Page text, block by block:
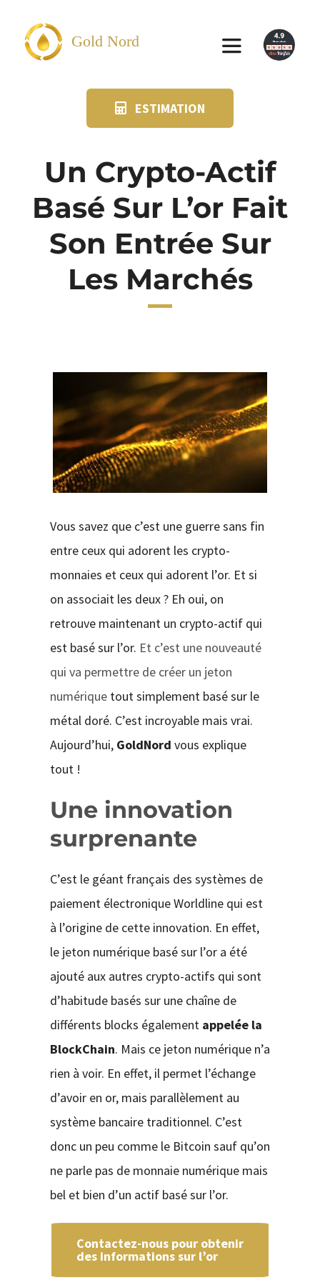
contenu
Gold Nord
Toggle
SUIVI KIT POSTAL
ESTIMATION
Un Crypto-Actif
Basé Sur L’or Fait
Son Entrée Sur
Les Marchés
Vous savez que c’est une guerre sans fin
entre ceux qui adorent les crypto-
monnaies et ceux qui adorent l’or. Et si
on associait les deux ? Eh oui, on
retrouve maintenant un crypto-actif qui
est basé sur l’or. Et c’est une nouveauté
qui va permettre de créer un jeton
numériquetout simplement basé sur le
métal doré. C’est incroyable mais vrai.
Aujourd’hui, GoldNord vous explique
tout !
Une innovation
surprenante
C’est le géant français des systèmes de
paiement électronique Worldline qui est
à l’origine de cette innovation. En effet,
le jeton numérique basé sur l’or a été
ajouté aux autres crypto-actifs qui sont
d’habitude basés sur une chaîne de
différents blocks également appelée la
BlockChain. Mais ce jeton numérique n’a
rien à voir. En effet, il permet l’échange
d’avoir en or, mais parallèlement au
système bancaire traditionnel. C’est
donc un peu comme le Bitcoin sauf qu’on
ne parle pas de monnaie numérique mais
bel et bien d’un actif basé sur l’or.
Contactez-nous pour obtenir
des informations sur l’or